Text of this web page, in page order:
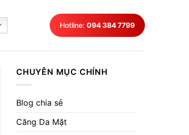
Hotline: 094 384 7799
CHUYÊN MỤC CHÍNH
Blog chia sẻ
Căng Da Mặt